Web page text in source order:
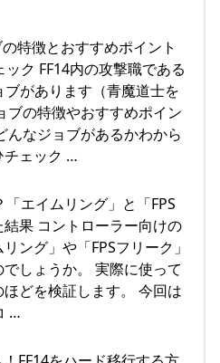
特徴とおすすめポイント
ク FF14内の攻撃職である
ブがあります（青魔道士を
ブの特徴やおすすめポイン
んなジョブがあるかわから
チェック …
エイムリング」と「FPS
果 コントローラー向けの
ング」や「FPSフリーク」
しょうか。 実際に使って
どを検証します。 今回は
…